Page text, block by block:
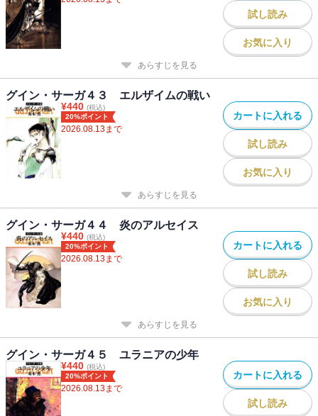
試し読み
お気に入り
あらすじを見る
グイン・サーガ４３ エルザイムの戦い
¥440 (税込)
20%ポイント
2026.08.13まで
カートに入れる
試し読み
お気に入り
あらすじを見る
グイン・サーガ４４ 炎のアルセイス
¥440 (税込)
20%ポイント
2026.08.13まで
カートに入れる
試し読み
お気に入り
あらすじを見る
グイン・サーガ４５ ユラニアの少年
¥440 (税込)
20%ポイント
2026.08.13まで
カートに入れる
試し読み